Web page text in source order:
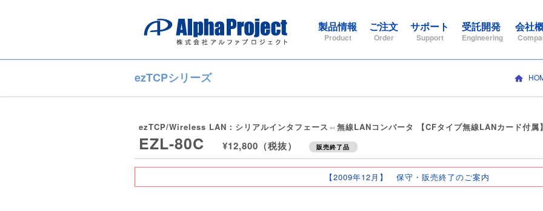
製品情報
Product
ご注文
Order
サポート
Support
受託開発
Engineering
会社
ezTCPシリーズ
ezTCP/Wireless LAN：シリアルインタフェース⇔無線LANコンバータ 【CFタイプ無線LANカード付属】
EZL-80C ¥12,800（税抜） 販売終了品
【2009年12月】 保守・販売終了のご案内